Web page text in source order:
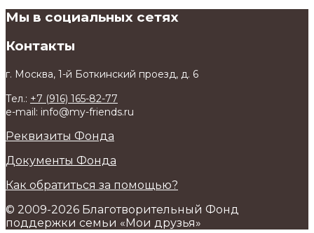
Мы в социальных сетях
Контакты
г. Москва, 1-й Боткинский проезд, д. 6
Тел.: +7 (916) 165-82-77
e-mail: info@my-friends.ru
Реквизиты Фонда
Документы Фонда
Как обратиться за помощью?
© 2009-2026 Благотворительный Фонд
поддержки семьи «Мои друзья»